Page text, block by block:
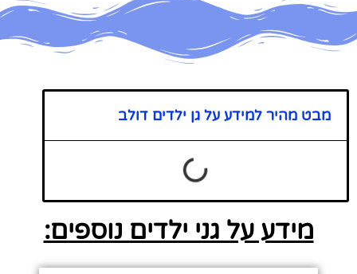
מבט מהיר למידע על גן ילדים דולב
מידע על גני ילדים נוספים: